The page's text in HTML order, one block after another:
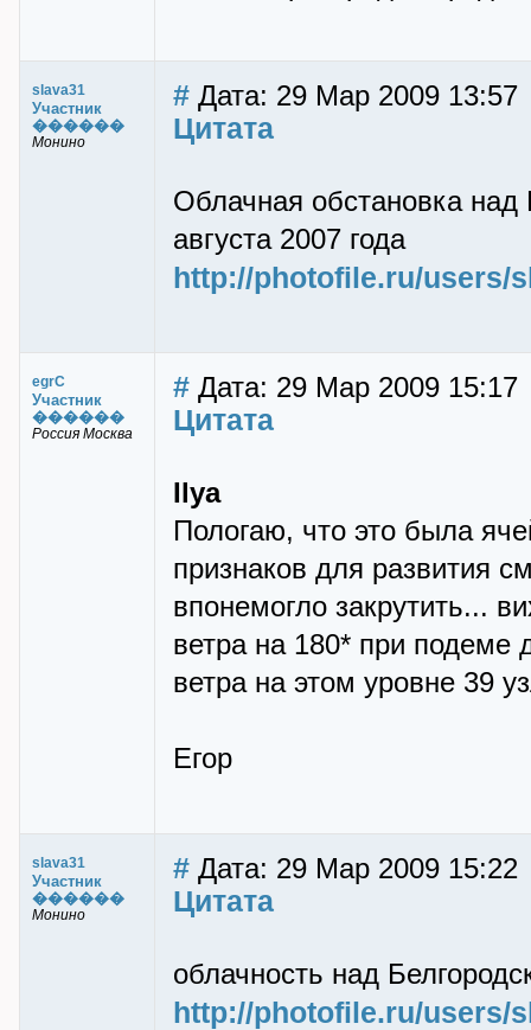
slava31
Участник
������
Монино
# Дата: 29 Мар 2009 13:57
Цитата
Облачная обстановка над
августа 2007 года
http://photofile.ru/users/
egrC
Участник
������
Россия Москва
# Дата: 29 Мар 2009 15:17
Цитата
Ilya
Пологаю, что это была
признаков для развития
впонемогло закрутить...
ветра на 180* при подеме
ветра на этом уровне 39
Егор
slava31
Участник
������
Монино
# Дата: 29 Мар 2009 15:22
Цитата
облачность над
http://photofile.ru/users/